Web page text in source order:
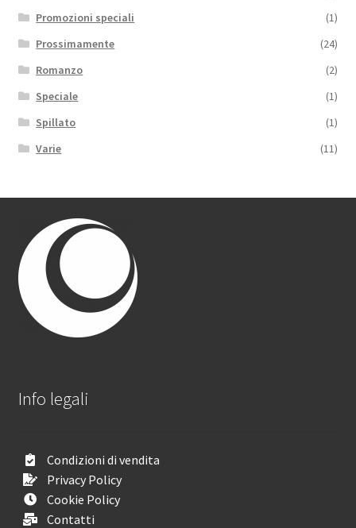
Promozioni speciali
(1)
Prossimamente
(24)
Romanzo
(2)
Speciale
(1)
Spillato
(1)
Varie
(11)
Info legali
Condizioni di vendita
Privacy Policy
Cookie Policy
Contatti